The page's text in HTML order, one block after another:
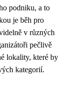
podniku, a to
je běh pro
v různých
pečlivě
lokality, které by
kategorií.